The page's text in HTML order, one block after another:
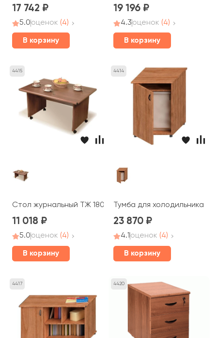
17 742
5.0оценок (4)
В корзину
19 196
4.3оценок (4)
В корзину
4415
Стол журнальный ТЖ 180 Prestige
11 018
5.0оценок (4)
В корзину
4414
Тумба для холодильника
23 870
4.1оценок (4)
В корзину
4417 4420